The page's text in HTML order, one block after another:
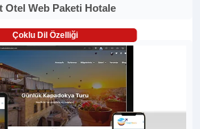
Otel Web Paketi Hotale
Çoklu Dil Özelliği